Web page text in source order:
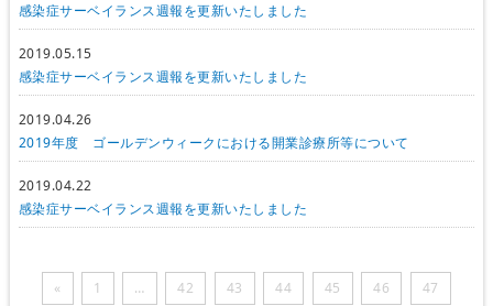
感染症サーベイランス週報を更新いたしました
2019.05.15
感染症サーベイランス週報を更新いたしました
2019.04.26
2019年度 ゴールデンウィークにおける開業診療所等について
2019.04.22
感染症サーベイランス週報を更新いたしました
« 1 … 42 43 44 45 46 47